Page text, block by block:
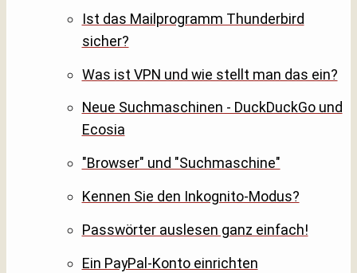
Ist das Mailprogramm Thunderbird
sicher?
Was ist VPN und wie stellt man das ein?
Neue Suchmaschinen - DuckDuckGo und
Ecosia
"Browser" und "Suchmaschine"
Kennen Sie den Inkognito-Modus?
Passwörter auslesen ganz einfach!
Ein PayPal-Konto einrichten